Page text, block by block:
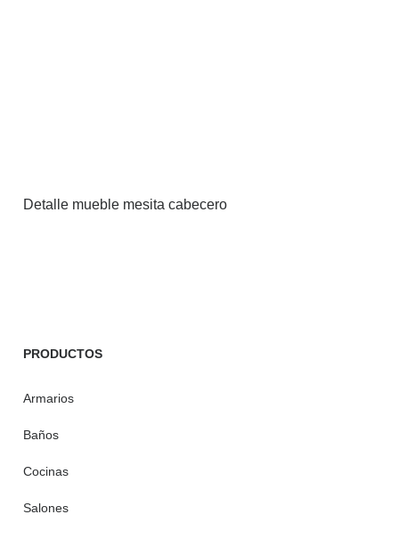
Detalle mueble mesita cabecero
PRODUCTOS
Armarios
Baños
Cocinas
Salones